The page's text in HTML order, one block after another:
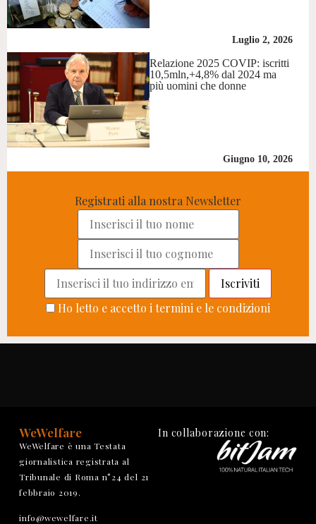
Luglio 2, 2026
Relazione 2025 COVIP: iscritti
10,5mln,+4,8% dal 2024 ma
più uomini che donne
Giugno 10, 2026
Registrati alla nostra Newsletter
Ho letto e accetto i termini e le condizioni
WeWelfare
WeWelfare è una Testata
giornalistica registrata al
Tribunale di Roma n°24 del 21
febbraio 2019.
info@wewelfare.it
In collaborazione con: